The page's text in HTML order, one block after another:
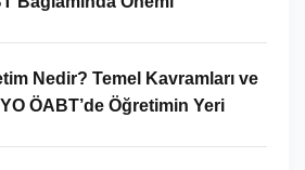
Nedir? Temel Kavramları ve
ÖABT’de Öğretimin Yeri